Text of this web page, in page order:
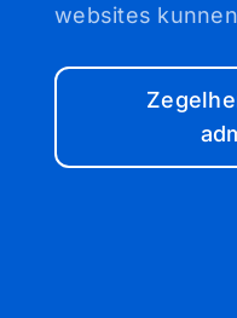
websites